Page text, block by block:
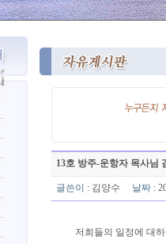
13호 방주-운항자 목사님
글쓴이 : 김양수 날짜 :
저희들의 일정에 대